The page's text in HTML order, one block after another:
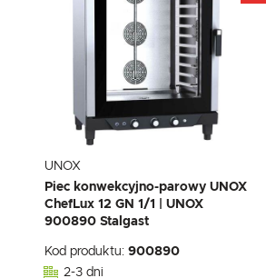
UNOX
Piec konwekcyjno-parowy UNOX
ChefLux 12 GN 1/1 | UNOX
900890 Stalgast
Kod produktu: 900890
2-3 dni